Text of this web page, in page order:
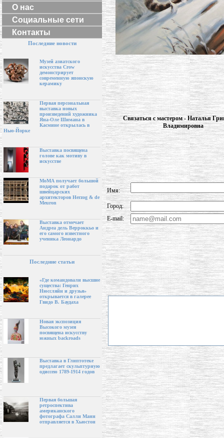
О нас
Социальные сети
Контакты
Последние новости
Музей азиатского
искусства Crow
демонстрирует
современную японскую
керамику
Первая персональная
выставка новых
произведений художника
Яна-Оле Шимана в
Касмине открылась в
Нью-Йорке
Выставка посвящена
голове как мотиву в
искусстве
МоМА получает большой
подарок от работ
швейцарских
архитекторов Herzog & de
Meuron
Выставка отмечает
Андреа дель Верроккьо и
его самого известного
ученика Леонардо
Последние статьи
«Где командовали высшие
существа: Генрих
Нюссляйн и друзья»
открывается в галерее
Гвидо В. Баудаха
Новая экспозиция
Высокого музея
посвящена искусству
южных backroads
Выставка в Глиптотеке
предлагает скульптурную
одиссею 1789-1914 годов
Первая большая
ретроспектива
американского
фотографа Салли Манн
отправляется в Хьюстон
Связаться с мастером - Наталья
Владимировна
Имя:
Город:
E-mail: